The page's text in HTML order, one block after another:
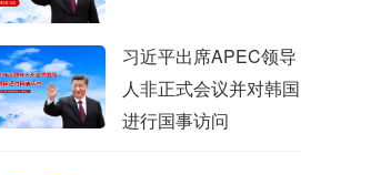
习近平出席APEC领导
人非正式会议并对韩国
进行国事访问